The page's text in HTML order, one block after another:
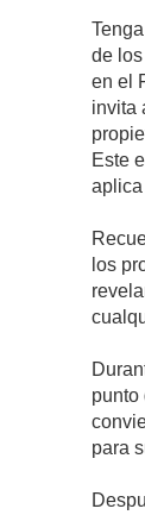
de
en el
invita
Este
los
punto
para